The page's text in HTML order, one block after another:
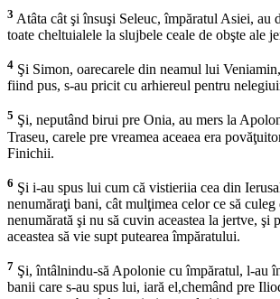
3 Atâta cât şi însuşi Seleuc, împăratul Asiei, au
toate cheltuialele la slujbele ceale de obşte ale
4 Şi Simon, oarecarele din neamul lui
fiind pus, s-au pricit cu arhiereul pentru
5 Şi, neputând birui pre Onia, au mers la
Traseu, carele pre vreamea aceaea era
Finichii.
6 Şi i-au spus lui cum că vistieriia cea din
nenumăraţi bani, cât mulţimea celor ce să
nenumărată şi nu să cuvin aceastea la jertve, şi
aceastea să vie supt putearea împăratului.
7 Şi, întâlnindu-să Apolonie cu împăratul, l-au
banii care s-au spus lui, iară el,chemând pre